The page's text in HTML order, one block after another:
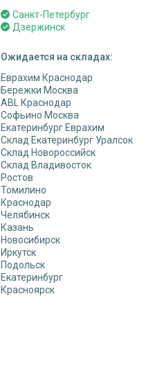
Санкт-Петербург
Дзержинск
Ожидается на складах:
Еврахим Краснодар
Бережки Москва
ABL Краснодар
Софьино Москва
Екатеринбург Еврахим
Склад Екатеринбург Уралсок
Склад Новороссийск
Склад Владивосток
Ростов
Томилино
Краснодар
Челябинск
Казань
Новосибирск
Иркутск
Подольск
Екатеринбург
Красноярск